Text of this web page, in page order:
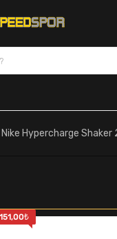
Nike Hypercharge Shaker
151,00₺